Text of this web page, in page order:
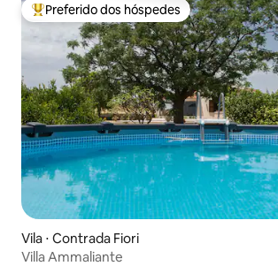
Entre os melhores preferidos dos hóspedes
Preferido dos hóspedes
Vila ⋅ Contrada Fiori
Villa Ammaliante